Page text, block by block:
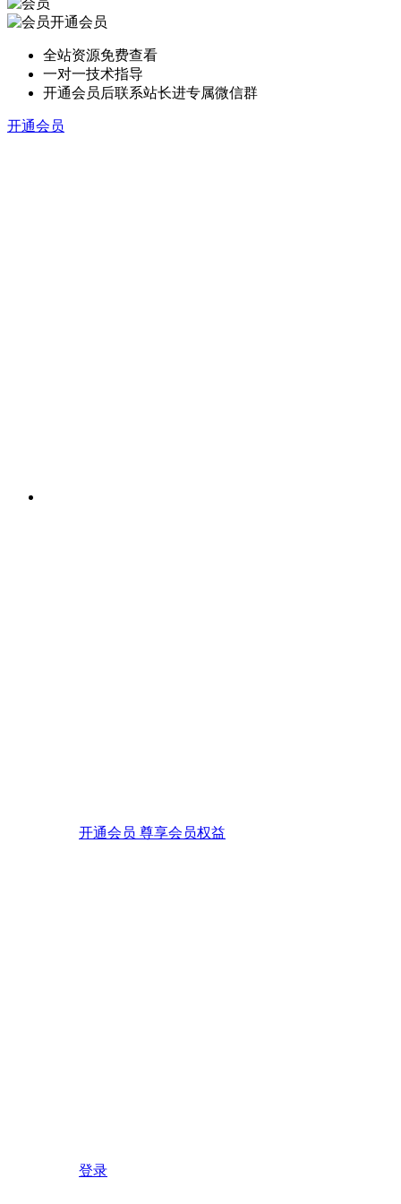
开通会员
全站资源免费查看
一对一技术指导
开通会员后联系站长进专属微信群
开通会员
开通会员 尊享会员权益
登录